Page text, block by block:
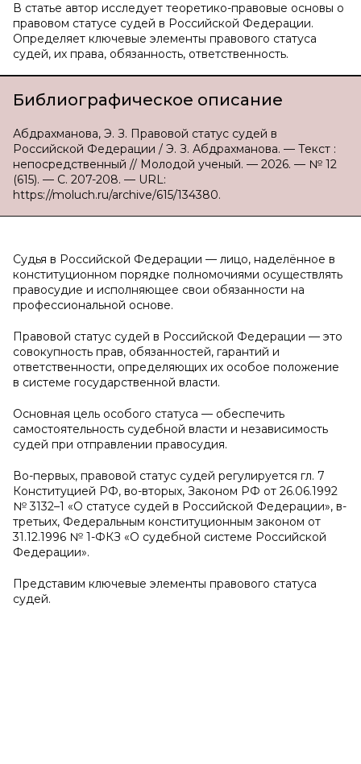
В статье автор исследует теоретико-правовые основы о
правовом статусе судей в Российской Федерации.
Определяет ключевые элементы правового статуса
судей, их права, обязанность, ответственность.
Библиографическое описание
Абдрахманова, Э. З. Правовой статус судей в
Российской Федерации / Э. З. Абдрахманова. — Текст :
непосредственный // Молодой ученый. — 2026. — № 12
(615). — С. 207-208. — URL:
https://moluch.ru/archive/615/134380.
Судья в Российской Федерации — лицо, наделённое в
конституционном порядке полномочиями осуществлять
правосудие и исполняющее свои обязанности на
профессиональной основе.
Правовой статус судей в Российской Федерации — это
совокупность прав, обязанностей, гарантий и
ответственности, определяющих их особое положение
в системе государственной власти.
Основная цель особого статуса — обеспечить
самостоятельность судебной власти и независимость
судей при отправлении правосудия.
Во-первых, правовой статус судей регулируется гл. 7
Конституцией РФ, во-вторых, Законом РФ от 26.06.1992
№ 3132–1 «О статусе судей в Российской Федерации», в-
третьих, Федеральным конституционным законом от
31.12.1996 № 1-ФКЗ «О судебной системе Российской
Федерации».
Представим ключевые элементы правового статуса
судей.